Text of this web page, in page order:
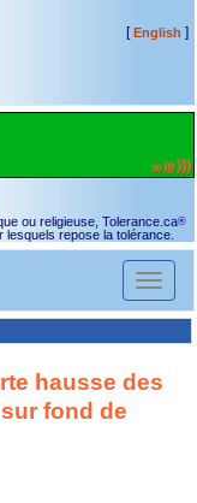
[English ]
ou religieuse, Tolerance.ca®
repose la tolérance.
Toggle
hausse des
fond de